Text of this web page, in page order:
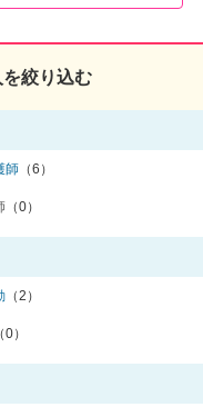
絞り込む
師 （6）
（0）
（2）
（0）